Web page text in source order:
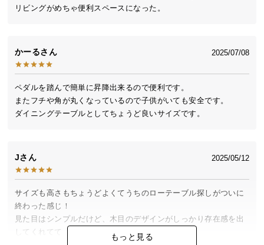
品
送
に
つ
い
て
商
品
配
送
に
横幅
約90cm
約54.5〜70.5c
リビングがめちゃ便利スペースになった。
かーる 2025/07/08
ペダルを踏んで簡単に昇降出来るので便利です。
またフチや角が丸くなっているので子供がいても安全です。
ダイニングテーブルとしてちょうど良いサイズです。
J 2025/05/12
サイズも高さもちょうどよくてうちのローテーブル探しがついに
終わった感じ！
見た目はシンプルだけど、木目のデザインがしっかり存在感を出
してくれてて
もっと見る